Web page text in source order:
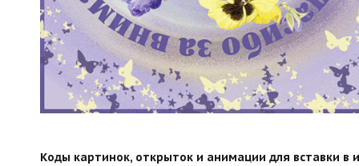
search">
Коды картинок, открыток и анимации для вставки в